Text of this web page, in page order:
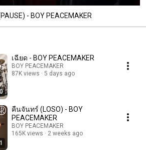
- BOY PEACEMAKER
เฉียด - BOY PEACEMAKER
BOY PEACEMAKER
87K views
5 days ago
คืนจันทร์ (LOSO) - BOY
PEACEMAKER
BOY PEACEMAKER
165K views
2 weeks ago